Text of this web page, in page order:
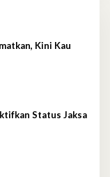
Kini Kau
Status Jaksa